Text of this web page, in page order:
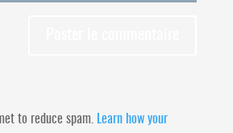
to reduce spam.
Learn how your